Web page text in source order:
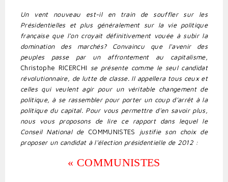
Un vent nouveau est-il en train de souffler sur les
Présidentielles et plus généralement sur la vie politique
française que l'on croyait définitivement vouée à subir la
domination des marchés? Convaincu que l'avenir des
peuples passe par un affrontement au capitalisme,
Christophe RICERCHI se présente comme le seul candidat
révolutionnai­re, de lutte de classe. Il appellera tous ceux et
celles qui veulent agir pour un véritable changement de
politique, à se rassembler pour porter un coup d’arrêt à la
politique du capi­tal. Pour vous permettre d'en savoir plus,
nous vous proposons de lire ce rapport dans lequel le
Conseil National de COMMUNISTES justifie son choix de
proposer un candidat à l'élection présidentielle de 2012 :
« COMMUNISTES